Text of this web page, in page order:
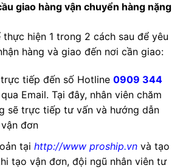
giao hàng vận chuyển hàng nặng
hiện 1 trong 2 cách sau để yêu
hàng và giao đến nơi cần giao:
tiếp đến số Hotline 0909 344
Email. Tại đây, nhân viên chăm
sẽ trực tiếp tư vấn và hướng dẫn
đơn
tại http://www proship.vnvà tạo
tạo vận đơn, đội ngũ nhân viên tư